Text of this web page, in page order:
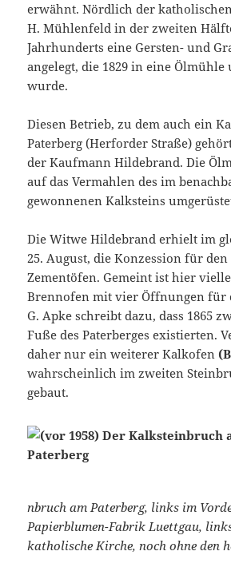
erwähnt. Nördlich der
H. Mühlenfeld in der zweiten
Jahrhunderts eine Gersten- und
angelegt, die 1829 in eine Ölmühle
wurde.
Diesen Betrieb, zu dem auch ein
Paterberg (Herforder Straße)
der Kaufmann Hildebrand. Die
auf das Vermahlen des im
gewonnenen Kalksteins
Die Witwe Hildebrand erhielt im
25. August, die Konzession für
Zementöfen. Gemeint ist hier
Brennofen mit vier Öffnungen für
G. Apke schreibt dazu, dass 1865
Fuße des Paterberges existierten.
daher nur ein weiterer Kalkofen
wahrscheinlich im zweiten
gebaut.
nbruch am Paterberg, links im
Papierblumen-Fabrik Luettgau,
katholische Kirche, noch ohne den